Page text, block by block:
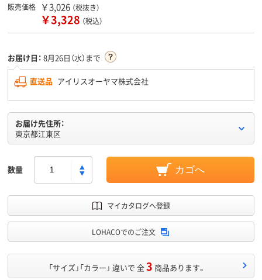
販売価格 ￥3,026 （税抜き）
￥3,328 （税込）
お届け日： 8月26日（水）まで
直送品 アイリスオーヤマ株式会社
お届け先住所：
東京都江東区
数量 カゴへ
マイカタログへ登録
LOHACOでのご注文
「サイズ」「カラー」 違いで 全3 商品あります。